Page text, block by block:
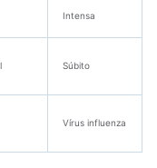
Intensa
Súbito
Vírus influenza